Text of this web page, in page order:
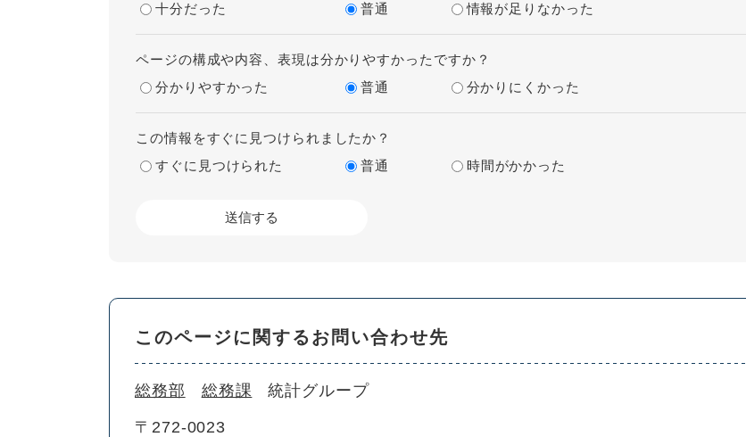
十分だった
普通 情報が足りなかった
ページの構成や内容、表現は分かりやすかったですか？
分かりやすかった
普通 分かりにくかった
この情報をすぐに見つけられましたか？
すぐに見つけられた
普通 時間がかかった
このページに関するお問い合わせ先
総務部 総務課 統計グループ
〒272-0023